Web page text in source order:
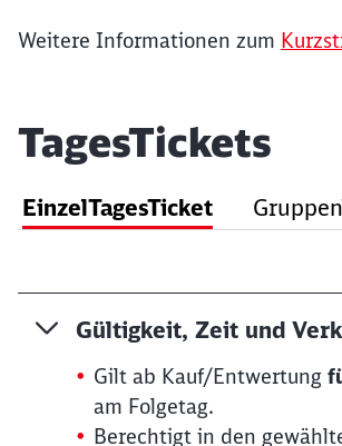
Weitere Informationen zum
TagesTickets
EinzelTagesTicket
Gültigkeit, Zeit und
Gilt ab Kauf/Entwertung
am Folgetag.
Berechtigt in den